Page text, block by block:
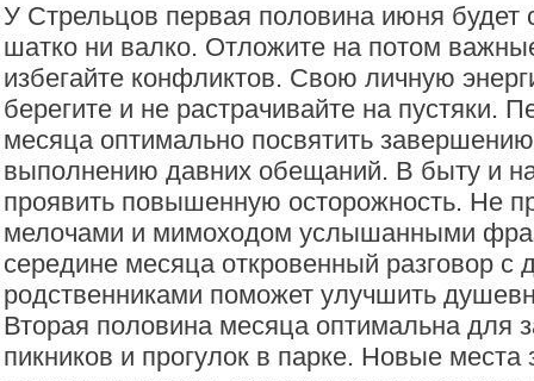
У Стрельцов первая половина июня будет
шатко ни валко. Отложите на потом
избегайте конфликтов. Свою личную
берегите и не растрачивайте на пустяки.
месяца оптимально посвятить
выполнению давних обещаний. В быту и на
проявить повышенную осторожность. Не
мелочами и мимоходом услышанными
середине месяца откровенный разговор с
родственниками поможет улучшить
Вторая половина месяца оптимальна для
пикников и прогулок в парке. Новые места